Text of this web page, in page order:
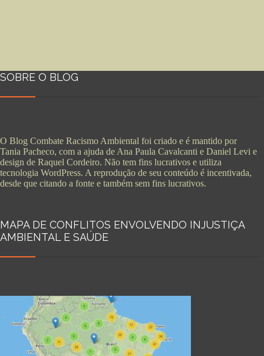
SOBRE O BLOG
O Blog Combate Racismo Ambiental foi criado e é mantido por
Tania Pacheco, com a ajuda de Ana Paula Cavalcanti e Daniel Levi e
design de Raquel Cordeiro. Não tem fins lucrativos e utiliza
tecnologia WordPress. A reprodução de seu conteúdo é incentivada,
desde que citando a fonte e também sem fins lucrativos.
MAPA DE CONFLITOS ENVOLVENDO INJUSTIÇA
AMBIENTAL E SAÚDE